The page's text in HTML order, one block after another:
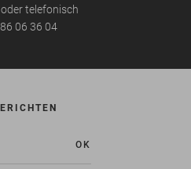
telefonisch
06 36 04
OK